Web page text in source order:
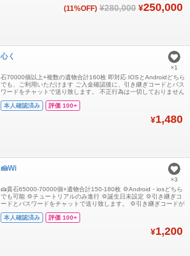
(11%OFF) ¥280,000 ¥250,000
心く
石70000個以上+複数の遺物合計160枚 即対応 IOSとAndroidどちら
でも、ご利用いただけます ご入金確認後に、引き継ぎコードとパス
ワードをチャットで送り致します。 不正行為は一切しておりません
本人確認済み
評価 100+
¥1,480
×1
🍰Wi
🍰貴石65000-70000個+遺物合計150-180枚 💢Android・iosどちら
でも可能 💢チュートリアルのみ進行 💢誕生日未設定 💢引き継ぎコ
ードとパスワードをチャットで送り致します。 💢引き継ぎコードが
自身で必ず再設定をお願いいたします。
本人確認済み 評価 100+
¥1,200
×3